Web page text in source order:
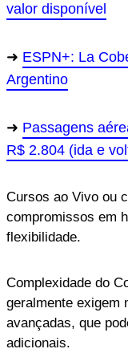
valor disponível
ESPN+: La
Argentino
Passagens
R$ 2.804 (ida e
Cursos ao Vivo ou
compromissos em
flexibilidade.
Complexidade do
geralmente exigem
avançadas, que
adicionais.